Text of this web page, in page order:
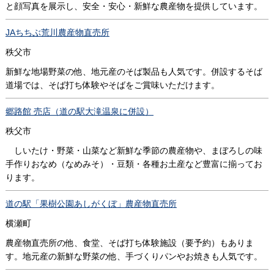
と顔写真を展示し、安全・安心・新鮮な農産物を提供しています。
JAちちぶ荒川農産物直売所
秩父市
新鮮な地場野菜の他、地元産のそば製品も人気です。併設するそば
道場では、そば打ち体験やそばをご賞味いただけます。
郷路館 売店（道の駅大滝温泉に併設）
秩父市
しいたけ・野菜・山菜など新鮮な季節の農産物や、まぼろしの味
手作りおなめ（なめみそ）・豆類・各種お土産など豊富に揃ってお
ります。
道の駅「果樹公園あしがくぼ」農産物直売所
横瀬町
農産物直売所の他、食堂、そば打ち体験施設（要予約）もありま
す。地元産の新鮮な野菜の他、手づくりパンやお焼きも人気です。